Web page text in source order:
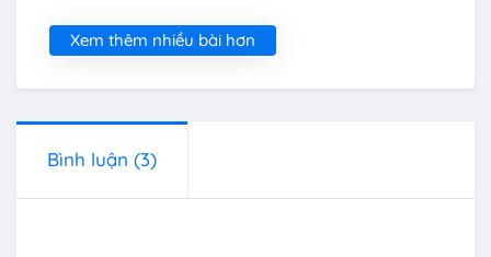
Xem thêm nhiều bài hơn
Bình luận (3)